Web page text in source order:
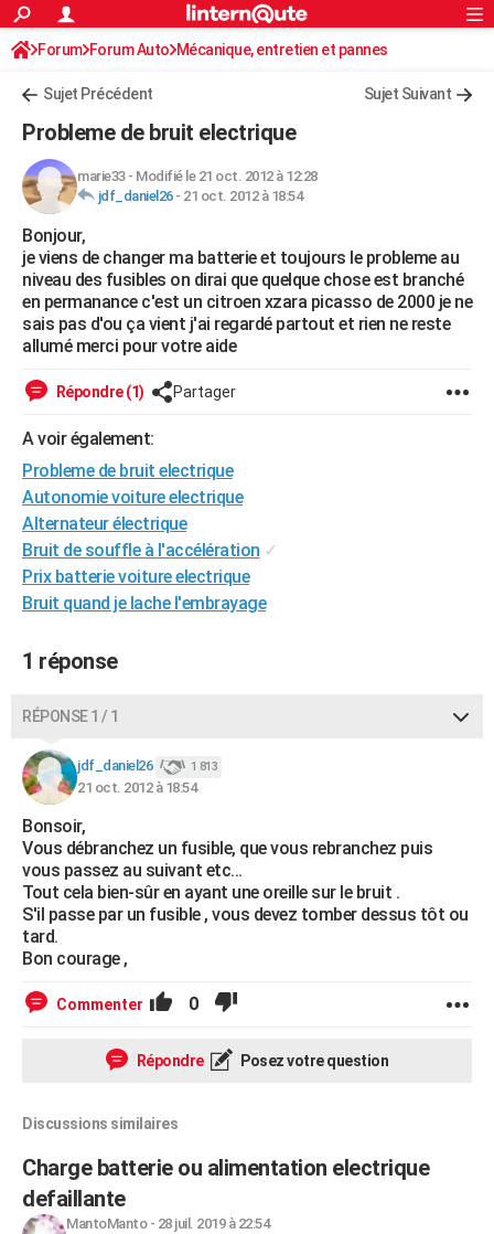
ACTUALITÉS
Politique
Société
Faits Divers
Education
Monde
Villes
+
FINANCE
Retraite
Impôts
Epargne
Immobilier
Risques naturels par ville
Banque
Assurance
Crédit
AUTO
Essais
Réserver un essai
Citadines
Berlines
SUV
Forum auto
+HIGH-TECH
Mobiles
Meilleur smartphone
Internet
Ordinateurs
Jeux vidéo
Guide high-tech
+BRICOLAGE
Forum
Aménagement intérieur
Extérieur
Cuisine
Salle de bains
Jardinage
Rangement
WEEK-END
Guides de France
Escapades
Patrimoine
Expositions
Musées
Week-end nature
LIFESTYLE
SANTE
Alimentation
Guide de la santé
Maladies
Médicaments
Sommeil
VOYAGE
Destinations
City break
Voyage nature
Voyage de noces
Forum
Climat
PHOTO
GUIDES D'ACHAT
BONS PLANS
CARTE DE VOEUX
COPAINS D'AVANT
S'inscrire
Se connecter
Lycées
Collèges
Primaires
Universités
Entreprises
Service militaire
Avis de recherche
AVIS DE DÉCÈS
FORUM
Bricolage
Lifestyle
Culture
Sport
Auto
Television
Voyage
Cinema
Rechercher
S'inscrire
Connexion
Forum Forum Auto Mécanique, entretien et pannes
Sujet Précédent Sujet Suivant
Probleme de bruit electrique
marie33- Modifié le 21 oct. 2012 à 12:28
jdf_daniel26- 21 oct. 2012 à 18:54
Bonjour,
je viens de changer ma batterie et toujours le probleme au
niveau des fusibles on dirai que quelque chose est branché
en permanance c'est un citroen xzara picasso de 2000 je ne
sais pas d'ou ça vient j'ai regardé partout et rien ne reste
allumé merci pour votre aide
Répondre (1) Partager
A voir également:
Probleme de bruit electrique
Autonomie voiture electrique
Alternateur électrique
Bruit de souffle à l'accélération ✓
Prix batterie voiture electrique
Bruit quand je lache l'embrayage
1 réponse
RÉPONSE 1 / 1
jdf_daniel26 1 813
21 oct. 2012 à 18:54
Bonsoir,
Vous débranchez un fusible, que vous rebranchez puis
vous passez au suivant etc...
Tout cela bien-sûr en ayant une oreille sur le bruit .
S'il passe par un fusible , vous devez tomber dessus tôt ou
tard.
Bon courage ,
Commenter 0
Répondre Posez votre question
Discussions similaires
Charge batterie ou alimentation electrique
defaillante
MantoManto- 28 juil. 2019 à 22:54